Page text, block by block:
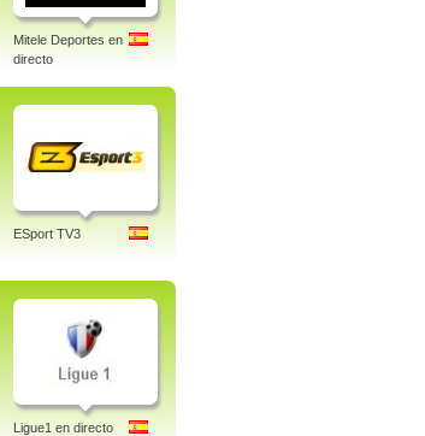
Mitele Deportes en
directo
ESport TV3
Ligue1 en directo